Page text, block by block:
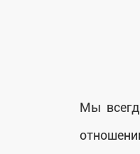
Мы